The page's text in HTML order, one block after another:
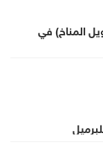
لـ(تمويل المناخ) في